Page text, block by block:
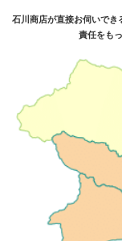
石川商店が直接お伺いでき
責任をも